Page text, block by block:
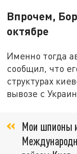
Впрочем,
октябре
Именно тогда
сообщил, что
структурах
вывозе с
Мои шпионы